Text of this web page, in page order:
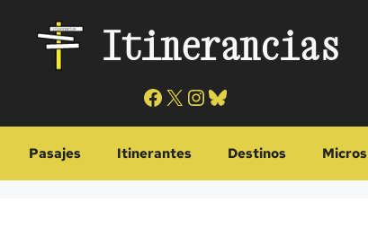
Itinerancias
Facebook
X Instagram
Bluesky
Pasajes Itinerantes Destinos Micros